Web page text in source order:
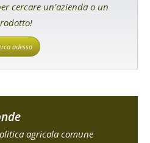
cercare un'azienda o un
adesso
agricola comune